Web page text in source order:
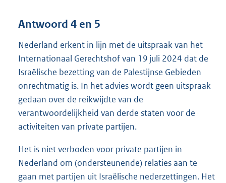
Antwoord 4 en 5
Nederland erkent in lijn met de uitspraak van het
Internationaal Gerechtshof van 19 juli 2024 dat de
Israëlische bezetting van de Palestijnse Gebieden
onrechtmatig is. In het advies wordt geen uitspraak
gedaan over de reikwijdte van de
verantwoordelijkheid van derde staten voor de
activiteiten van private partijen.
Het is niet verboden voor private partijen in
Nederland om (ondersteunende) relaties aan te
gaan met partijen uit Israëlische nederzettingen. Het